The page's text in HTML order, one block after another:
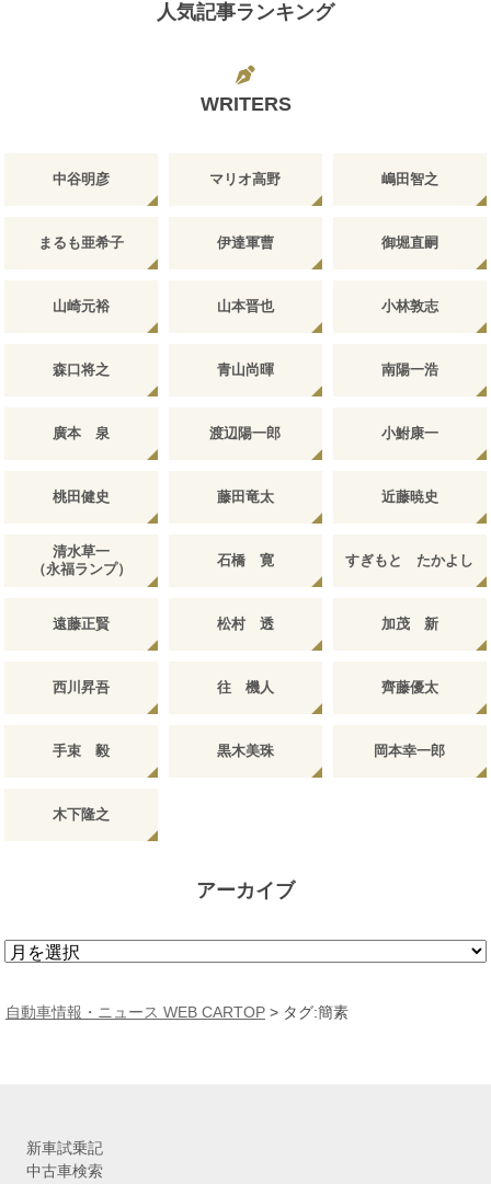
人気記事ランキング
WRITERS
中谷明彦 マリオ高野 嶋田智之
まるも亜希子 伊達軍曹 御堀直嗣
山崎元裕 山本晋也 小林敦志
森口将之 青山尚暉 南陽一浩
廣本 泉 渡辺陽一郎 小鮒康一
桃田健史 藤田竜太 近藤暁史
清水草一
（永福ランプ）
石橋 寛 すぎもと たかよし
遠藤正賢 松村 透 加茂 新
西川昇吾 往 機人 齊藤優太
手束 毅 黒木美珠 岡本幸一郎
木下隆之
アーカイブ
ア
カ
自動車情報・ニュース WEB CARTOP > タグ:簡素
新車試乗記
中古車検索